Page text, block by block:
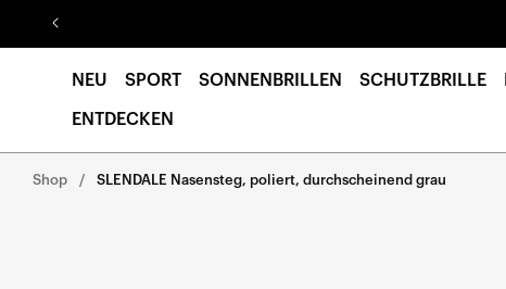
zum
NEU SPORT SONNENBRILLEN SCHUTZBRILLE
ENTDECKEN
Shop SLENDALE Nasensteg, poliert, durchscheinend grau